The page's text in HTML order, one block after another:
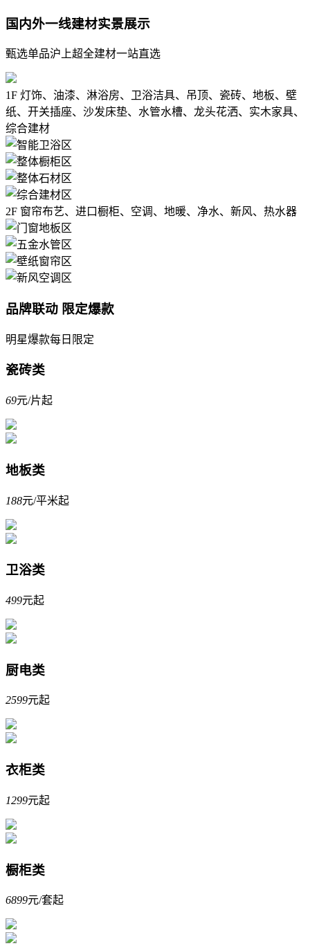
国内外一线建材实景展示
甄选单品沪上超全建材一站直选
1F 灯饰、油漆、淋浴房、卫浴洁具、吊顶、瓷砖、地板、壁
纸、开关插座、沙发床垫、水管水槽、龙头花洒、实木家具、
综合建材
2F 窗帘布艺、进口橱柜、空调、地暖、净水、新风、热水器
品牌联动 限定爆款
明星爆款每日限定
瓷砖类
69元/片起
地板类
188元/平米起
卫浴类
499元起
厨电类
2599元起
衣柜类
1299元起
橱柜类
6899元/套起